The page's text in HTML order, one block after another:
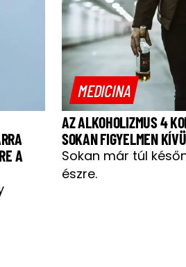
A
MEDICINA
AZ ALKOHOLIZMUS 4
SOKAN FIGYELMEN
Sokan már túl
észre.